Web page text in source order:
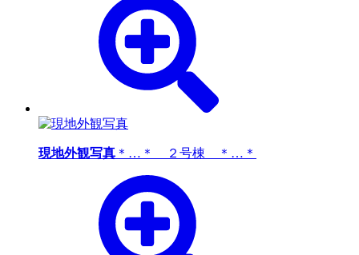
現地外観写真 ＊…＊ ２号棟 ＊…＊